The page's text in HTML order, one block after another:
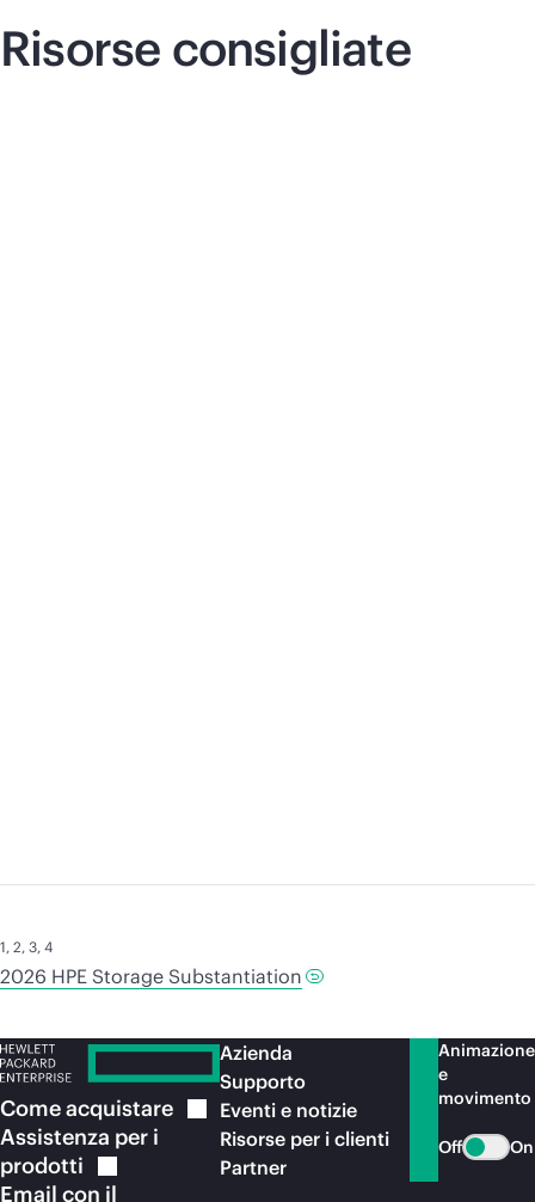
Risorse consigliate
1, 2, 3, 4
2026 HPE Storage Substantiation
Comeacquistare
Assistenza per i
prodotti
Email con il
Azienda
Supporto
Eventi e notizie
Risorse per i clienti
Partner
Animazione
e
movimento
Off On